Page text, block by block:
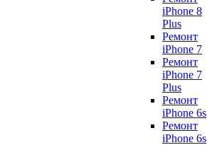
iPhone 8
Plus
Ремонт
iPhone 7
Ремонт
iPhone 7
Plus
Ремонт
iPhone 6s
Ремонт
iPhone 6s